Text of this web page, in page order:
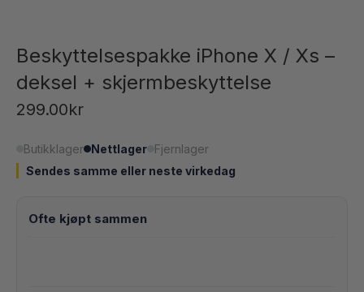
Beskyttelsespakke iPhone X / Xs –
deksel + skjermbeskyttelse
299.00kr
Butikklager Nettlager Fjernlager
Sendes samme eller neste virkedag